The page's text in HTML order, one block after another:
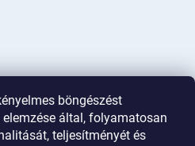
böngészést
által, folyamatosan
teljesítményét és